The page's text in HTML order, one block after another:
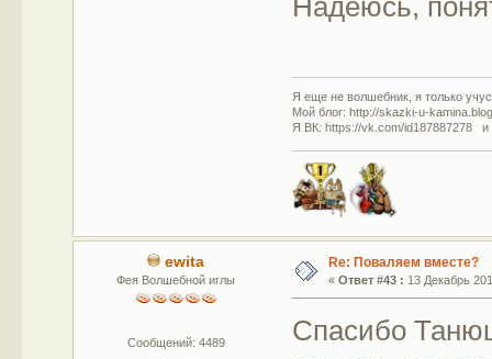
Я еще не волшебник, я только
Мой блог: http://skazki-u-
Я ВК: https://vk.com/id187887278 и
ewita
Фея Волшебной иглы
Сообщений: 4489
Re: Поваляем вместе?
« Ответ #43 : 13 Декабрь
Спасибо